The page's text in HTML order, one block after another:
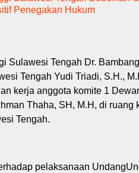
Penegakan Hukum
Sulawesi Tengah Dr.
Tengah Yudi Triadi, S.H.,
kerja anggota komite 1
Thaha, SH, M.H, di ruang
Tengah.
pelaksanaan